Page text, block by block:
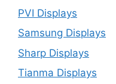
PVI Displays
Samsung Displays
Sharp Displays
Tianma Displays